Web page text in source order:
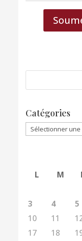
Catégories
Catégories
L M
3
4 5
10
11
17
18